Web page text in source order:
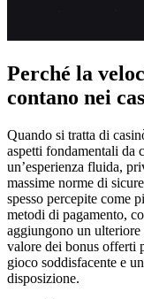
Perché la
contano nei
Quando si tratta di
aspetti fondamentali da
un’esperienza fluida,
massime norme di
spesso percepite come
metodi di pagamento,
aggiungono un
valore dei bonus offerti
gioco soddisfacente e
disposizione.